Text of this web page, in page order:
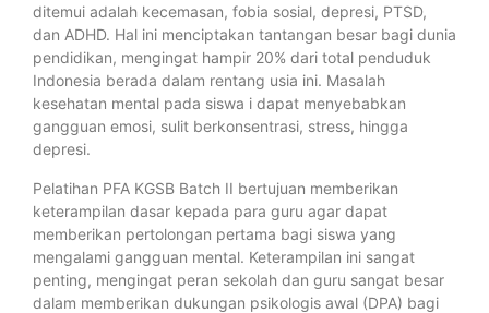
ditemui adalah kecemasan, fobia sosial, depresi, PTSD,
dan ADHD. Hal ini menciptakan tantangan besar bagi dunia
pendidikan, mengingat hampir 20% dari total penduduk
Indonesia berada dalam rentang usia ini. Masalah
kesehatan mental pada siswa i dapat menyebabkan
gangguan emosi, sulit berkonsentrasi, stress, hingga
depresi.
Pelatihan PFA KGSB Batch II bertujuan memberikan
keterampilan dasar kepada para guru agar dapat
memberikan pertolongan pertama bagi siswa yang
mengalami gangguan mental. Keterampilan ini sangat
penting, mengingat peran sekolah dan guru sangat besar
dalam memberikan dukungan psikologis awal (DPA) bagi